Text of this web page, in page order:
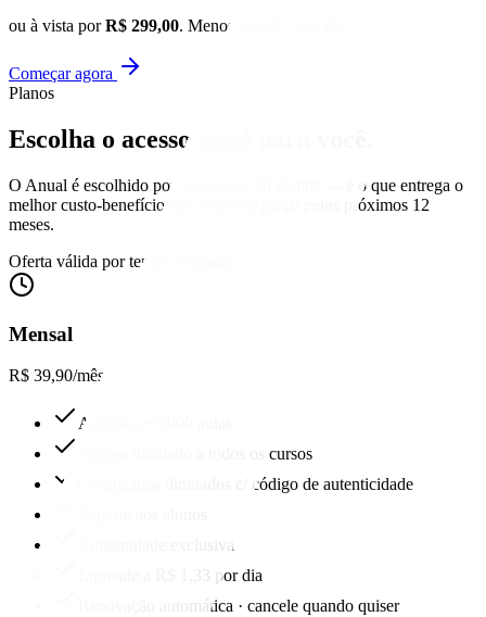
ou à vista porR$ 299,00. Menos de R$ 1 por dia.
Começar agora
Planos
Escolha o acesso
O Anual é escolhido por 9 em cada 10 alunos — é o que entrega o
melhor custo-benefício real e trava o preço pelos próximos 12
meses.
Oferta válida por tempo limitado
Mensal
R$ 39,90/mês
Acesso a +5.000 aulas
Acesso ilimitado a todos os cursos
Certificados ilimitados c/ código de autenticidade
Comunidade exclusiva
Equivale a R$ 1,33 por dia
Renovação automática · cancele quando quiser